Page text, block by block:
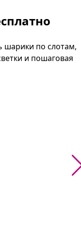
шарики по слотам,
и пошаговая